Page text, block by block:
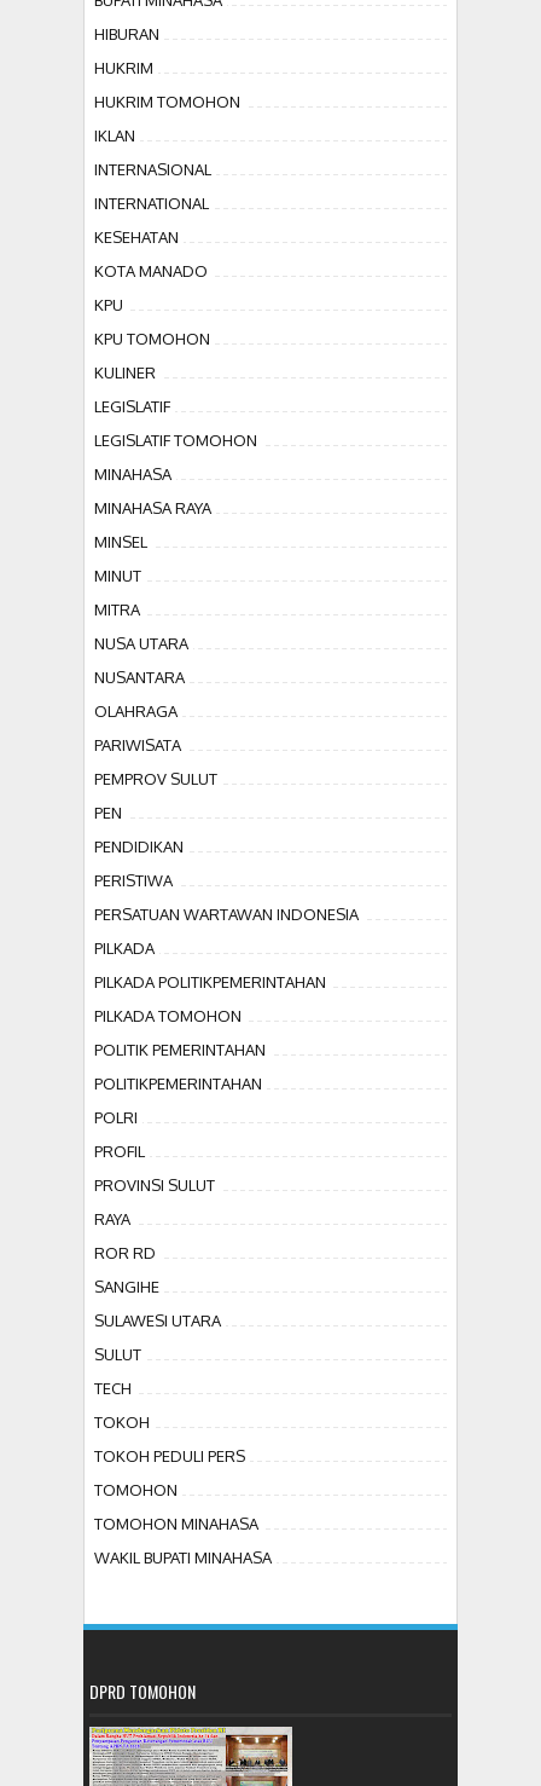
HIBURAN
HUKRIM
HUKRIM TOMOHON
IKLAN
INTERNASIONAL
INTERNATIONAL
KESEHATAN
KOTA MANADO
KPU
KPU TOMOHON
KULINER
LEGISLATIF
LEGISLATIF TOMOHON
MINAHASA
MINAHASA RAYA
MINSEL
MINUT
MITRA
NUSA UTARA
NUSANTARA
OLAHRAGA
PARIWISATA
PEMPROV SULUT
PEN
PENDIDIKAN
PERISTIWA
PERSATUAN WARTAWAN INDONESIA
PILKADA
PILKADA POLITIKPEMERINTAHAN
PILKADA TOMOHON
POLITIK PEMERINTAHAN
POLITIKPEMERINTAHAN
POLRI
PROFIL
PROVINSI SULUT
RAYA
ROR RD
SANGIHE
SULAWESI UTARA
SULUT
TECH
TOKOH
TOKOH PEDULI PERS
TOMOHON
TOMOHON MINAHASA
WAKIL BUPATI MINAHASA
DPRD TOMOHON